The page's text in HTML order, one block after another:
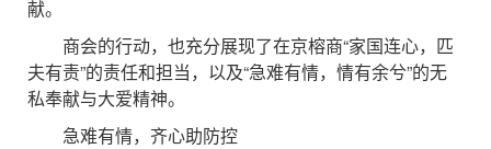
献。
商会的行动，也充分展现了在京榕商“家国连心，匹
夫有责”的责任和担当，以及“急难有情，情有余兮”的无
私奉献与大爱精神。
急难有情，齐心助防控